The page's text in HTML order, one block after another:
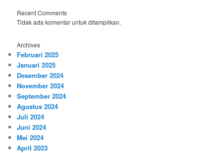
Recent Comments
Tidak ada komentar untuk ditampilkan.
Archives
Februari 2025
Januari 2025
Desember 2024
November 2024
September 2024
Agustus 2024
Juli 2024
Juni 2024
Mei 2024
April 2023